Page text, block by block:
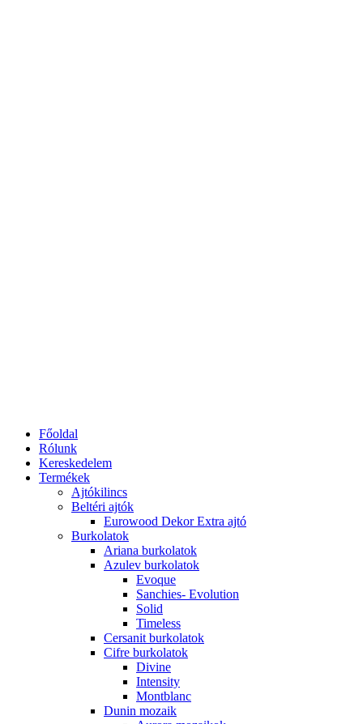
Főoldal
Rólunk
Kereskedelem
Termékek
Ajtókilincs
Beltéri ajtók
Eurowood Dekor Extra ajtó
Burkolatok
Ariana burkolatok
Azulev burkolatok
Evoque
Sanchies- Evolution
Solid
Timeless
Cersanit burkolatok
Cifre burkolatok
Divine
Intensity
Montblanc
Dunin mozaik